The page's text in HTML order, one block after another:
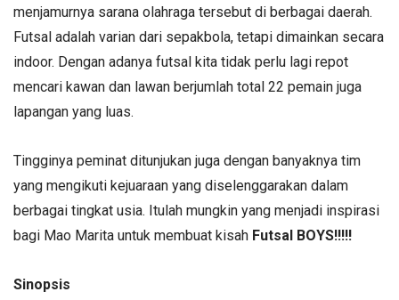
menjamurnya sarana olahraga tersebut di berbagai daerah.
Futsal adalah varian dari sepakbola, tetapi dimainkan secara
indoor. Dengan adanya futsal kita tidak perlu lagi repot
mencari kawan dan lawan berjumlah total 22 pemain juga
lapangan yang luas.
Tingginya peminat ditunjukan juga dengan banyaknya tim
yang mengikuti kejuaraan yang diselenggarakan dalam
berbagai tingkat usia. Itulah mungkin yang menjadi inspirasi
bagi Mao Marita untuk membuat kisah Futsal BOYS!!!!!
Sinopsis